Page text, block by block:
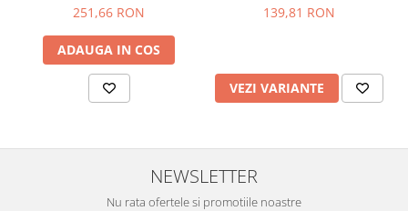
251,66 RON
ADAUGA IN COS
139,81 RON
VEZI VARIANTE
NEWSLETTER
Nu rata ofertele si promotiile noastre